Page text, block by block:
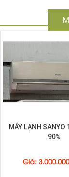
MÁY LẠNH SANYO
90%
Giá: